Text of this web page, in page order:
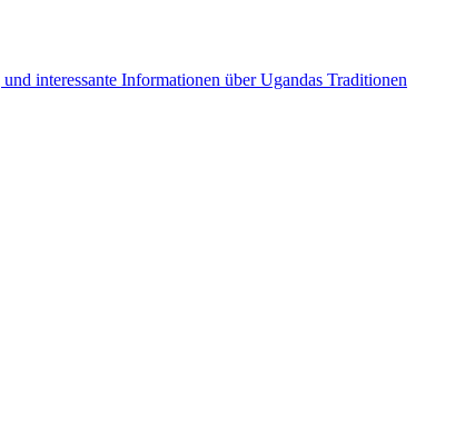
interessante Informationen über Ugandas Traditionen